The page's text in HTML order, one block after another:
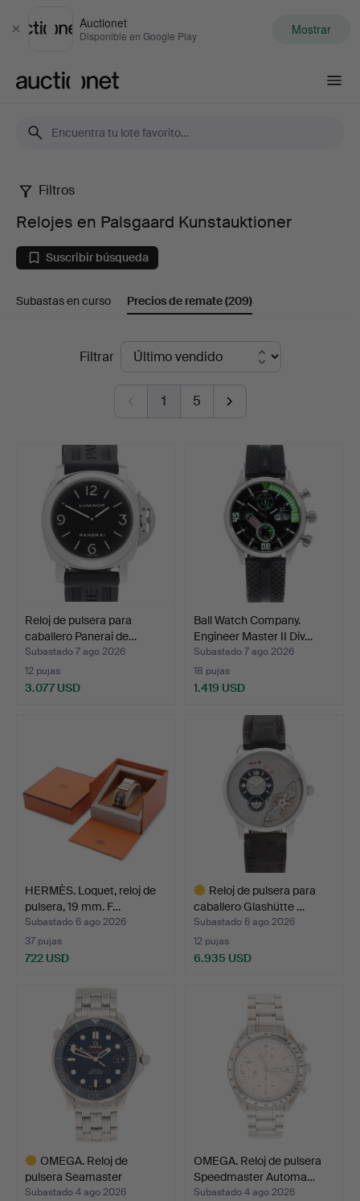
Cerrar
Auctionet
Disponible en Google Play Mostrar
Relojes
en
Palsgaard
Kunstauktioner
Filtros
Relojes en Palsgaard Kunstauktioner
Suscribir búsqueda
Subastas en curso Precios de remate(209)
Filtrar
1 5
Reloj de pulsera para
caballero Panerai de…
Subastado 7 ago 2026
12 pujas
3.077 USD
Ball Watch Company.
Engineer Master II Div…
Subastado 7 ago 2026
18 pujas
1.419 USD
HERMÈS. Loquet, reloj de
pulsera, 19 mm. F…
Subastado 6 ago 2026
37 pujas
722 USD
Reloj de pulsera para
caballero Glashütte …
Subastado 6 ago 2026
12 pujas
6.935 USD
seleccionado
OMEGA. Reloj de
pulsera Seamaster
Professi…
Subastado 4 ago 2026
OMEGA. Reloj de pulsera
Speedmaster Automa…
Subastado 4 ago 2026